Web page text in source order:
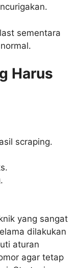
sementara
Harus
scraping.
yang sangat
dilakukan
aturan
agar tetap